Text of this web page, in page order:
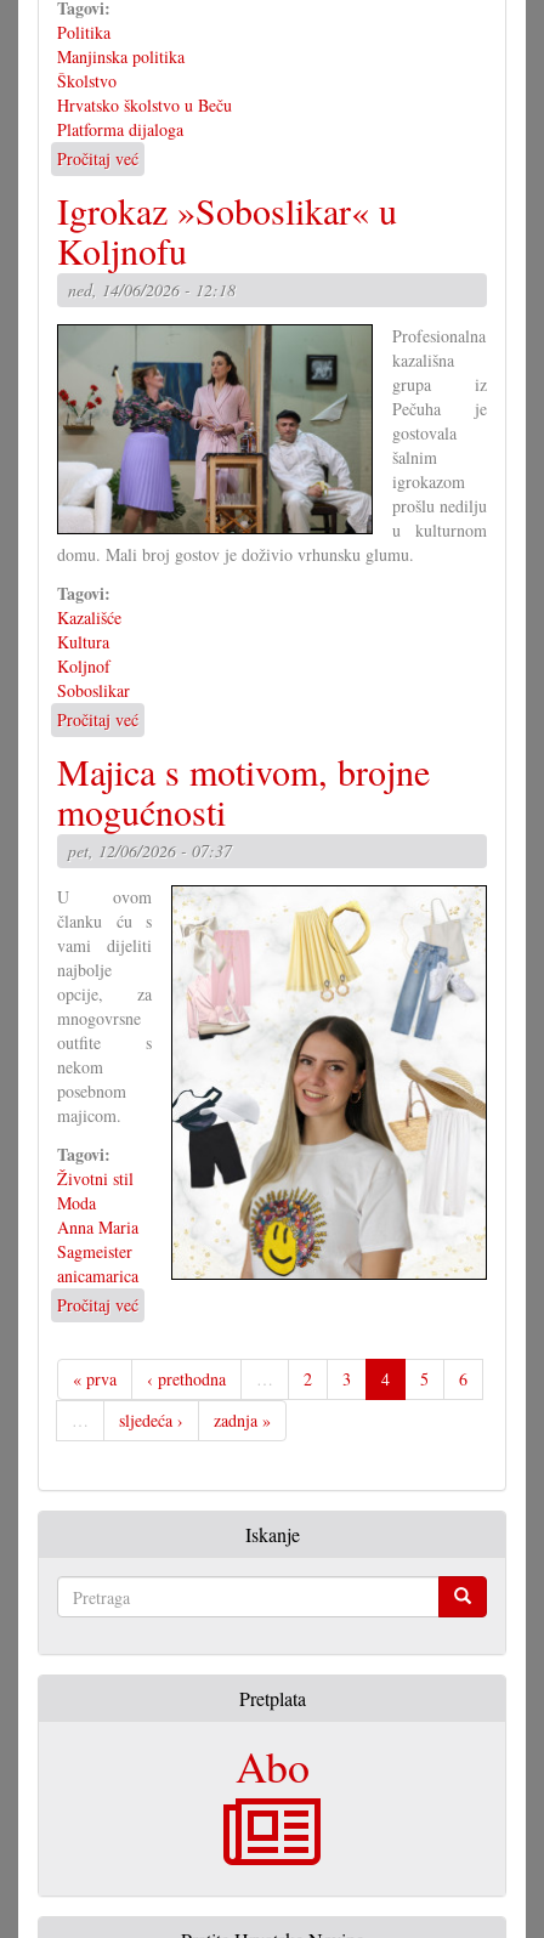
Tagovi:
Politika
Manjinska politika
Školstvo
Hrvatsko školstvo u Beču
Platforma dijaloga
Pročitaj već
Platforma
dijaloga
s
težišćem
na
školstvu
Igrokaz »Soboslikar« u
Koljnofu
ned, 14/06/2026 - 12:18
Profesionalna
kazališna
grupa iz
Pečuha je
gostovala
šalnim
igrokazom
prošlu nedilju
u kulturnom
domu. Mali broj gostov je doživio vrhunsku glumu.
Tagovi:
Kazališće
Kultura
Koljnof
Soboslikar
Pročitaj već
Igrokaz
»Soboslikar«
u
Koljnofu
Majica s motivom, brojne
mogućnosti
pet, 12/06/2026 - 07:37
U ovom
članku ću s
vami dijeliti
najbolje
opcije, za
mnogovrsne
outfite s
nekom
posebnom
majicom.
Tagovi:
Životni stil
Moda
Anna Maria
Sagmeister
anicamarica
Pročitaj već
Majica
s
motivom,
brojne
mogućnosti
« prva ‹ prethodna … 2 3 4 5
6
…
sljedeća › zadnja »
Iskanje
Pretplata
Abo